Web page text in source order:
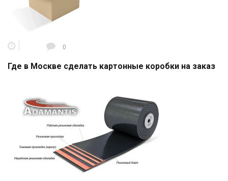
0
Где в Москве сделать картонные коробки на заказ